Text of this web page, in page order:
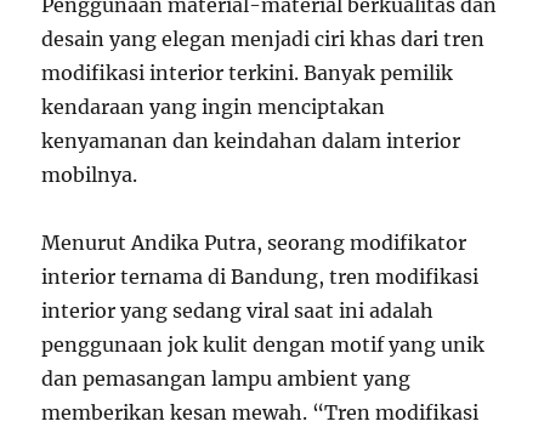
Penggunaan material-material berkualitas dan
desain yang elegan menjadi ciri khas dari tren
modifikasi interior terkini. Banyak pemilik
kendaraan yang ingin menciptakan
kenyamanan dan keindahan dalam interior
mobilnya.
Menurut Andika Putra, seorang modifikator
interior ternama di Bandung, tren modifikasi
interior yang sedang viral saat ini adalah
penggunaan jok kulit dengan motif yang unik
dan pemasangan lampu ambient yang
memberikan kesan mewah. “Tren modifikasi